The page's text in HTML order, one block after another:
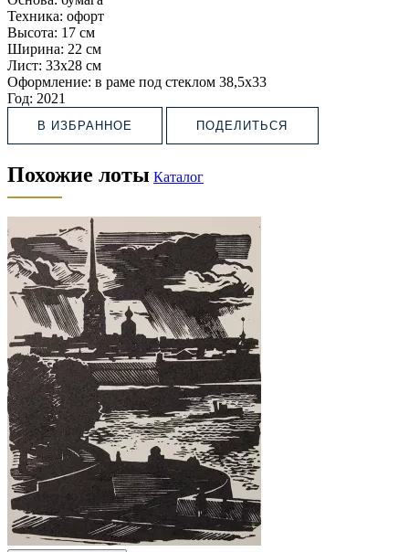
Техника: офорт
Высота: 17 см
Ширина: 22 см
Лист: 33х28 см
Оформление: в раме под стеклом 38,5х33
Год: 2021
В ИЗБРАННОЕ ПОДЕЛИТЬСЯ
Похожие лоты Каталог